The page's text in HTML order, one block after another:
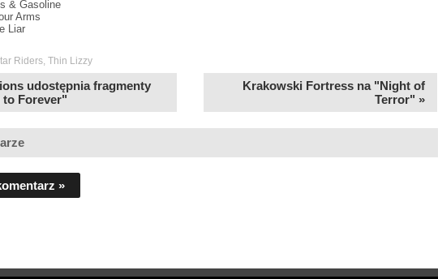
& Gasoline
Arms
Liar
Riders, Thin Lizzy
udostępnia fragmenty
Forever"
Krakowski Fortress na "Night of
Terror" »
»